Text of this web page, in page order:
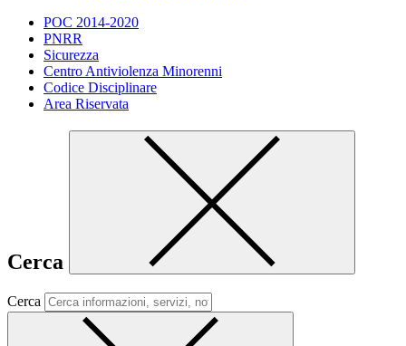
POC 2014-2020
PNRR
Sicurezza
Centro Antiviolenza Minorenni
Codice Disciplinare
Area Riservata
Cerca
Cerca